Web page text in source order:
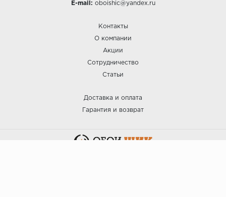
E-mail: oboishic@yandex.ru
Контакты
О компании
Акции
Сотрудничество
Статьи
Доставка и оплата
Гарантия и возврат